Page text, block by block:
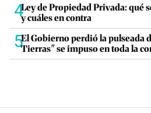
4Ley de Propiedad Privada: qué
y cuáles en contra
5El Gobierno perdió la pulseada
Tierras" se impuso en toda la